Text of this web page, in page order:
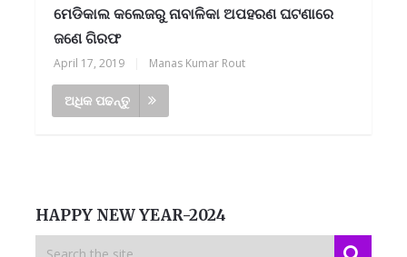
ମେଡିକାଲ କଲେଜରୁ ନାବାଳିକା ଅପହରଣ ଘଟଣାରେ
ଜଣେ ଗିରଫ
April 17, 2019 Manas Kumar Rout
ଅଧିକ ପଢନ୍ତୁ
HAPPY NEW YEAR-2024